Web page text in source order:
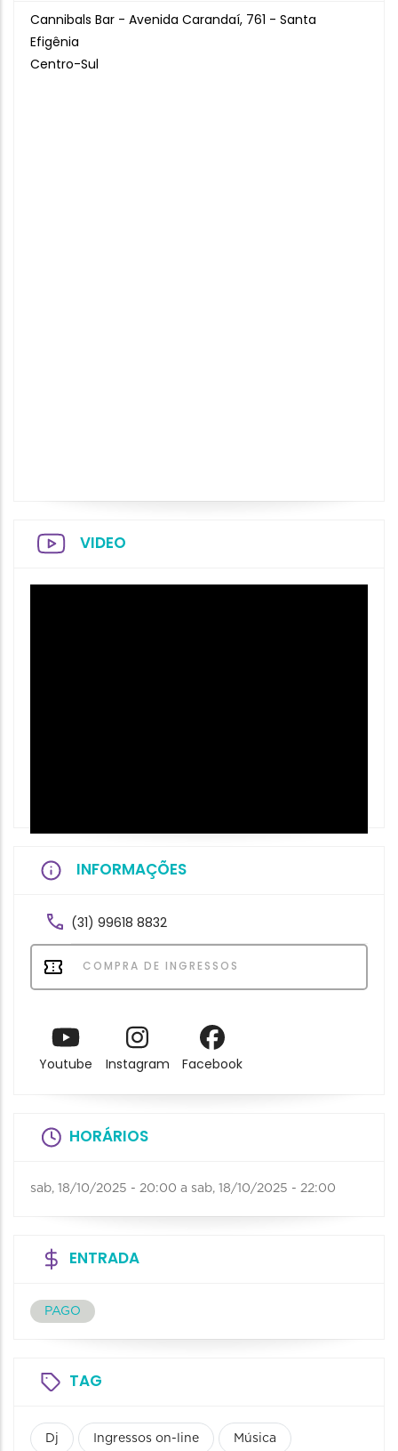
Cannibals Bar - Avenida Carandaí, 761 - Santa
Efigênia
Centro-Sul
VIDEO
INFORMAÇÕES
(31) 99618 8832
COMPRA DE INGRESSOS
Youtube Instagram Facebook
HORÁRIOS
sab, 18/10/2025 - 20:00 a sab, 18/10/2025 - 22:00
ENTRADA
PAGO
TAG
Dj Ingressos on-line Música